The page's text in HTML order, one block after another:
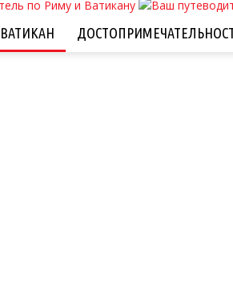
ВАТИКАН